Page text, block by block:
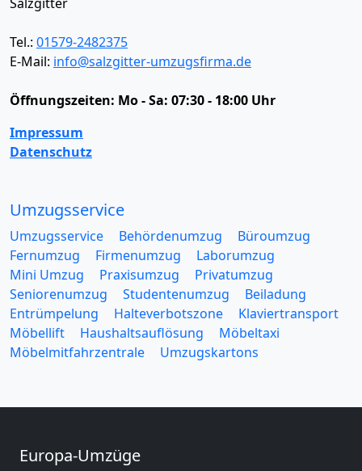
Tel.: 01579-2482375
E-Mail: info@salzgitter-umzugsfirma.de
Öffnungszeiten: Mo - Sa: 07:30 - 18:00 Uhr
Impressum
Datenschutz
Umzugsservice
Umzugsservice Behördenumzug
Büroumzug
Fernumzug
Firmenumzug
Laborumzug
Mini Umzug
Praxisumzug
Privatumzug
Seniorenumzug
Studentenumzug
Beiladung
Entrümpelung
Halteverbotszone
Klaviertransport
Möbellift
Haushaltsauflösung
Möbeltaxi
Möbelmitfahrzentrale
Umzugskartons
Europa-Umzüge